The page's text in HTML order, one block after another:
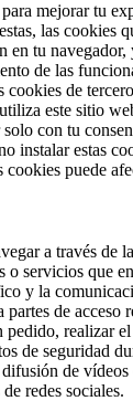
mejorar tu
las cookies
en tu navegador,
de las
de
este sitio
con tu
instalar estas
cookies puede
a través de
o servicios que
y la
de acceso
realizar
de seguridad
de
redes sociales.